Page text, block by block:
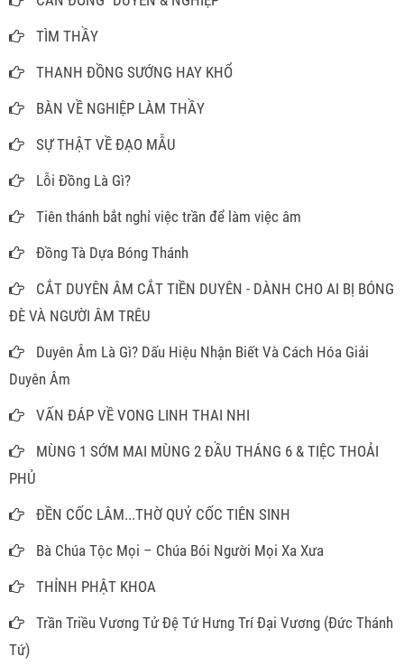
TÌM THẦY
THANH ĐỒNG SƯỚNG HAY KHỔ
BÀN VỀ NGHIỆP LÀM THẦY
SỰ THẬT VỀ ĐẠO MẪU
Lỗi Đồng Là Gì?
Tiên thánh bắt nghỉ việc trần để làm việc âm
Đồng Tà Dựa Bóng Thánh
CẮT DUYÊN ÂM CẮT TIỀN DUYÊN - DÀNH CHO AI BỊ BÓNG
ĐÈ VÀ NGƯỜI ÂM TRÊU
Duyên Âm Là Gì? Dấu Hiệu Nhận Biết Và Cách Hóa Giải
Duyên Âm
VẤN ĐÁP VỀ VONG LINH THAI NHI
MÙNG 1 SỚM MAI MÙNG 2 ĐẦU THÁNG 6 & TIỆC THOẢI
PHỦ
ĐỀN CỐC LÂM...THỜ QUỶ CỐC TIÊN SINH
Bà Chúa Tộc Mọi – Chúa Bói Người Mọi Xa Xưa
THỈNH PHẬT KHOA
Trần Triều Vương Tử Đệ Tứ Hưng Trí Đại Vương (Đức Thánh
Tứ)